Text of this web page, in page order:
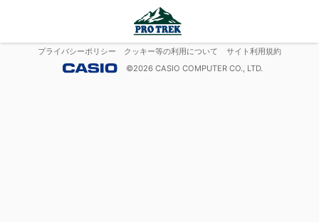
プライバシーポリシー クッキー等の利用について
サイト利用規約
©2026 CASIO COMPUTER CO., LTD.